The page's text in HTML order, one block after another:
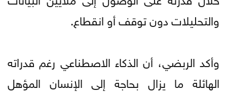
والتحليلات دون توقف أو انقطاع.
وأكد الربضي، أن الذكاء الاصطناعي رغم قدراته
الهائلة ما يزال بحاجة إلى الإنسان المؤهل